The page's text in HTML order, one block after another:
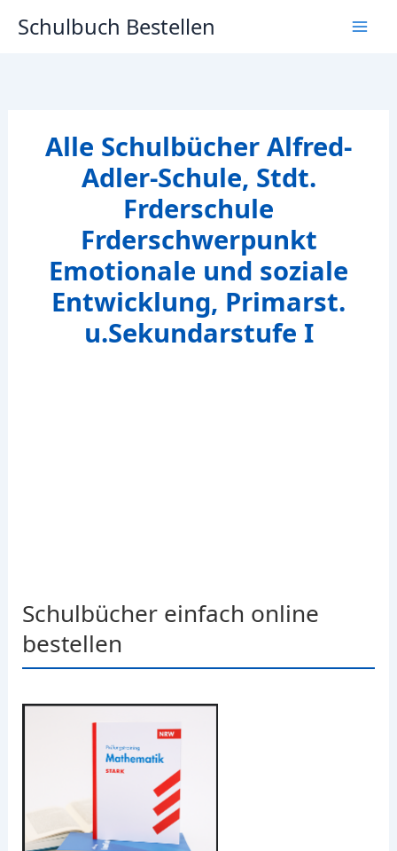
InhaltSchulbuch Bestellen
Alle Schulbücher Alfred-
Adler-Schule, Stdt.
Frderschule
Frderschwerpunkt
Emotionale und soziale
Entwicklung, Primarst.
u.Sekundarstufe I
Schulbücher einfach online
bestellen